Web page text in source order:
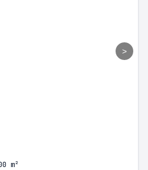
>
m²